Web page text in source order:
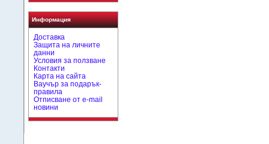
Информация
Доставка
Защита на личните
данни
Условия за ползване
Контакти
Карта на сайта
Ваучър за подарък-
правила
Отписване от e-mail
новини